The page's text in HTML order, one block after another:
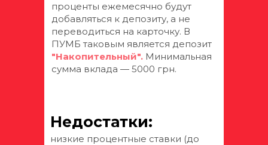
низкие процентные ставки (до
Недостатки:
проценты ежемесячно будут
добавляться к депозиту, а не
переводиться на карточку. В
ПУМБ таковым является депозит
"Накопительный". Минимальная
сумма вклада — 5000 грн.